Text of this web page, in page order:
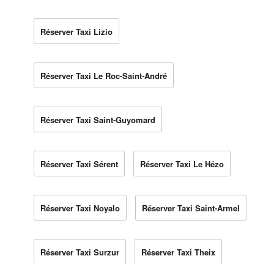
Réserver Taxi Lizio
Réserver Taxi Le Roc-Saint-André
Réserver Taxi Saint-Guyomard
Réserver Taxi Sérent Réserver Taxi Le Hézo
Réserver Taxi Noyalo Réserver Taxi Saint-Armel
Réserver Taxi Surzur Réserver Taxi Theix